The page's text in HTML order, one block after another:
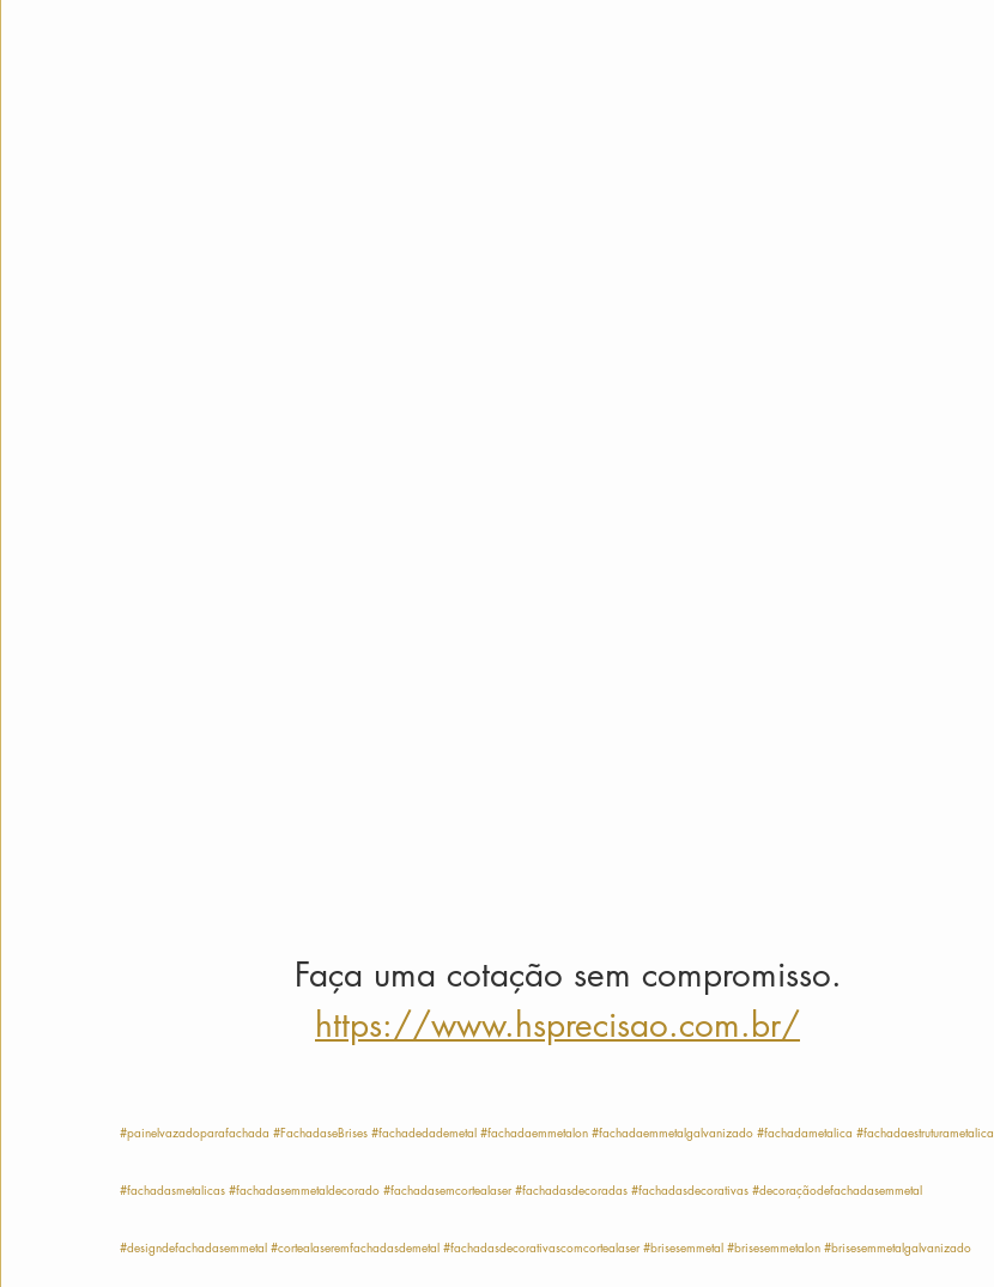
Faça uma cotação sem compromisso.
https://www.hsprecisao.com.br/
#painelvazadoparafachada #FachadaseBrises #fachadedademetal #fachadaemmetalon #fachadaemmetalgalvanizado #fachadametalica #fachadaestruturametalica
#fachadasmetalicas #fachadasemmetaldecorado #fachadasemcortealaser #fachadasdecoradas #fachadasdecorativas #decoraçãodefachadasemmetal
#designdefachadasemmetal #cortealaseremfachadasdemetal #fachadasdecorativascomcortealaser #brisesemmetal #brisesemmetalon #brisesemmetalgalvanizado